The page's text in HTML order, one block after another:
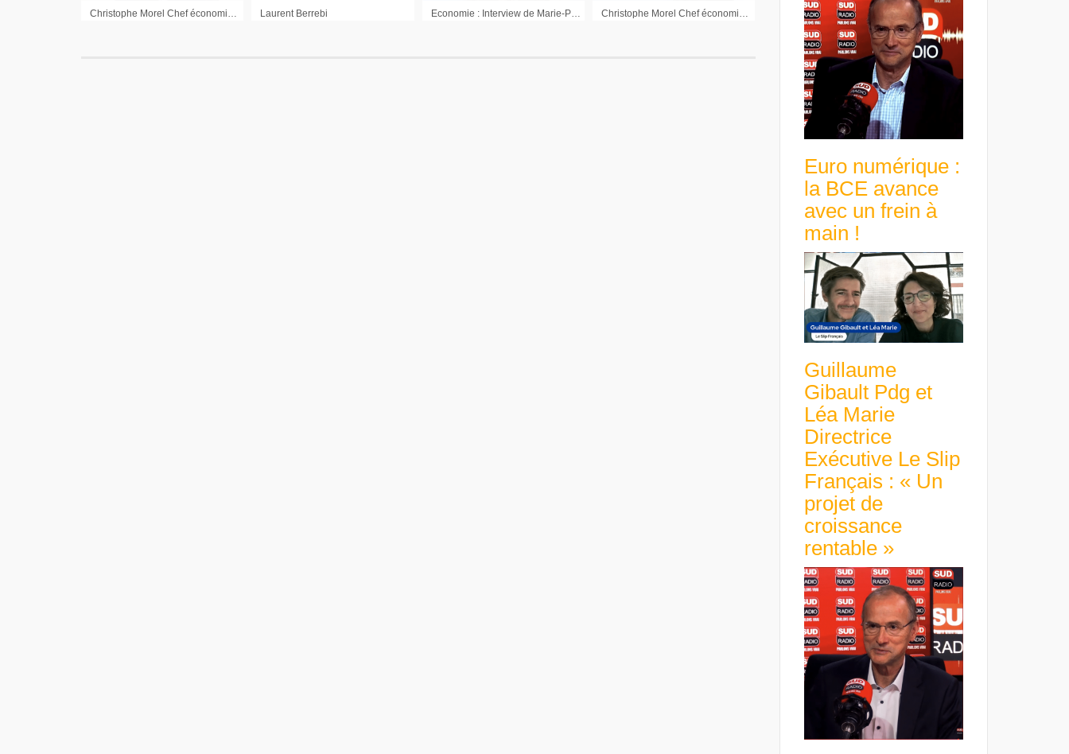
Laurent Berrebi Economie : Interview de Marie-Pierre Peillon Directrice de la Recherche Groupama AM
Euro numérique :
la BCE avance
avec un frein à
main !
Guillaume
Gibault Pdg et
Léa Marie
Directrice
Exécutive Le Slip
Français : « Un
projet de
croissance
rentable »